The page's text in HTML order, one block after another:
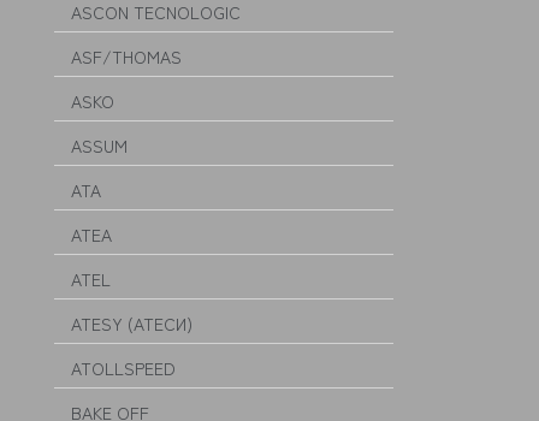
ASCON TECNOLOGIC
ASF/THOMAS
ASKO
ASSUM
ATA
ATEA
ATEL
ATESY (АТЕСИ)
ATOLLSPEED
BAKE OFF